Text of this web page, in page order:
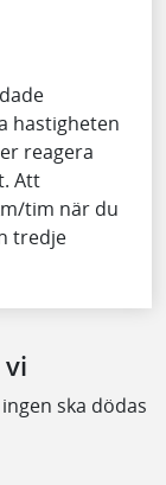
hastigheten
reagera
Att
tim när du
tredje
ska dödas